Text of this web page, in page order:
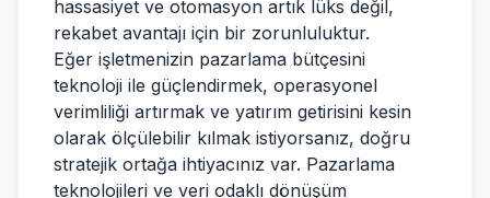
hassasiyet ve otomasyon artık lüks değil,
rekabet avantajı için bir zorunluluktur.
Eğer işletmenizin pazarlama bütçesini
teknoloji ile güçlendirmek, operasyonel
verimliliği artırmak ve yatırım getirisini kesin
olarak ölçülebilir kılmak istiyorsanız, doğru
stratejik ortağa ihtiyacınız var. Pazarlama
teknolojileri ve veri odaklı dönüşüm